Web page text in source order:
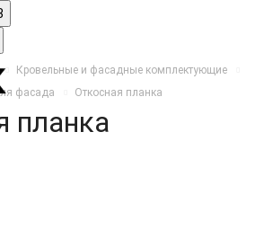
Кровельные и фасадные комплектующие
фасада
Откосная планка
планка